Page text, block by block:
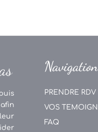
Navigation
PRENDRE RDV
VOS
FAQ